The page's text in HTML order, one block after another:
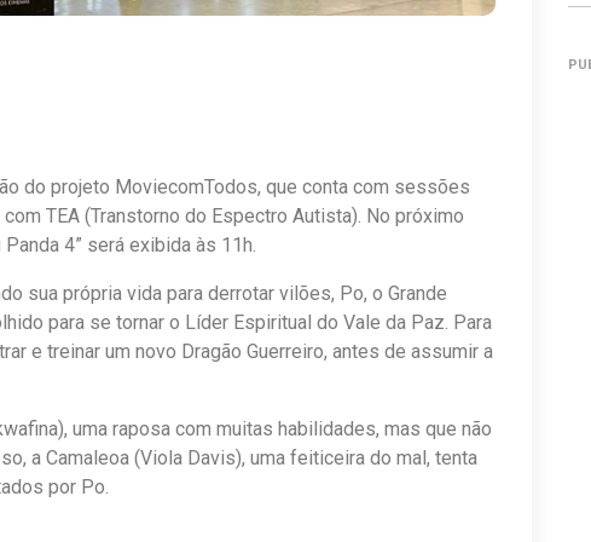
do projeto MoviecomTodos, que conta com sessões
TEA (Transtorno do Espectro Autista). No próximo
4” será exibida às 11h.
sua própria vida para derrotar vilões, Po, o Grande
para se tornar o Líder Espiritual do Vale da Paz. Para
e treinar um novo Dragão Guerreiro, antes de assumir a
uma raposa com muitas habilidades, mas que não
a Camaleoa (Viola Davis), uma feiticeira do mal, tenta
por Po.